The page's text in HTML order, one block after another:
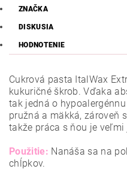
ZNAČKA
DISKUSIA
HODNOTENIE
Cukrová pasta ItalWax
kukuričné škrob. Vďaka
tak jedná o
pružná a mäkká, zároveň
takže práca s ňou je veľmi
Použitie: Nanáša sa na
chĺpkov.